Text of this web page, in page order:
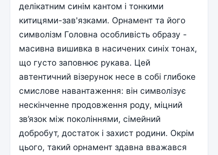
делікатним синім кантом і тонкими
китицями-зав'язками. Орнамент та його
символізм Головна особливість образу -
масивна вишивка в насичених синіх тонах,
що густо заповнює рукава. Цей
автентичний візерунок несе в собі глибоке
смислове навантаження: він символізує
нескінченне продовження роду, міцний
зв’язок між поколіннями, сімейний
добробут, достаток і захист родини. Окрім
цього, такий орнамент здавна вважався